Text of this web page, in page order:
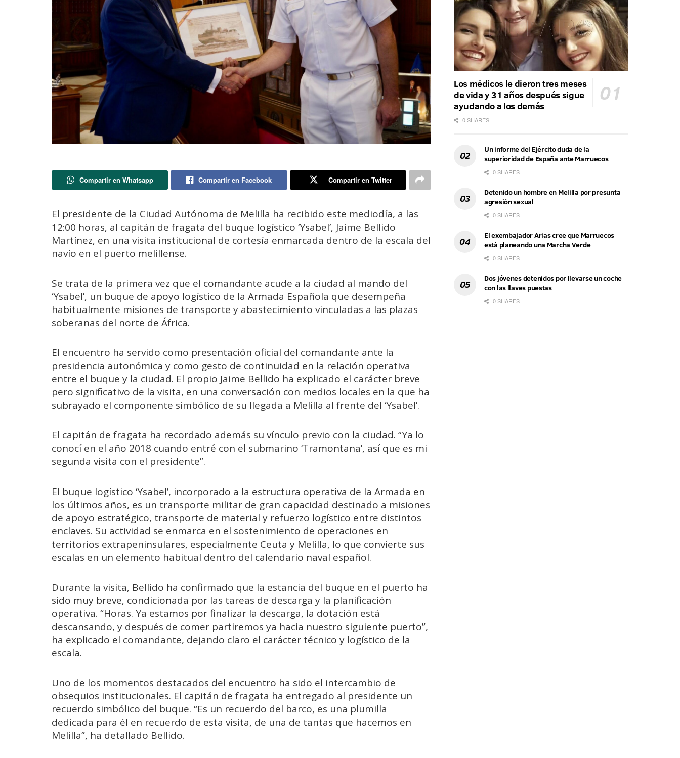
Compartir en Whatsapp Compartir en Facebook Compartir en Twitter
El presidente de la Ciudad Autónoma de Melilla ha recibido este mediodía, a las
12:00 horas, al capitán de fragata del buque logístico ‘Ysabel’, Jaime Bellido
Martínez, en una visita institucional de cortesía enmarcada dentro de la escala del
navío en el puerto melillense.
Se trata de la primera vez que el comandante acude a la ciudad al mando del
‘Ysabel’, un buque de apoyo logístico de la Armada Española que desempeña
habitualmente misiones de transporte y abastecimiento vinculadas a las plazas
soberanas del norte de África.
El encuentro ha servido como presentación oficial del comandante ante la
presidencia autonómica y como gesto de continuidad en la relación operativa
entre el buque y la ciudad. El propio Jaime Bellido ha explicado el carácter breve
pero significativo de la visita, en una conversación con medios locales en la que ha
subrayado el componente simbólico de su llegada a Melilla al frente del ‘Ysabel’.
El capitán de fragata ha recordado además su vínculo previo con la ciudad. “Ya lo
conocí en el año 2018 cuando entré con el submarino ‘Tramontana’, así que es mi
segunda visita con el presidente”.
El buque logístico ‘Ysabel’, incorporado a la estructura operativa de la Armada en
los últimos años, es un transporte militar de gran capacidad destinado a misiones
de apoyo estratégico, transporte de material y refuerzo logístico entre distintos
enclaves. Su actividad se enmarca en el sostenimiento de operaciones en
territorios extrapeninsulares, especialmente Ceuta y Melilla, lo que convierte sus
escalas en un elemento habitual dentro del calendario naval español.
Durante la visita, Bellido ha confirmado que la estancia del buque en el puerto ha
sido muy breve, condicionada por las tareas de descarga y la planificación
operativa. “Horas. Ya estamos por finalizar la descarga, la dotación está
descansando, y después de comer partiremos ya hacia nuestro siguiente puerto”,
ha explicado el comandante, dejando claro el carácter técnico y logístico de la
escala.
Uno de los momentos destacados del encuentro ha sido el intercambio de
obsequios institucionales. El capitán de fragata ha entregado al presidente un
recuerdo simbólico del buque. “Es un recuerdo del barco, es una plumilla
dedicada para él en recuerdo de esta visita, de una de tantas que hacemos en
Melilla”, ha detallado Bellido.
Los médicos le dieron tres meses
de vida y 31 años después sigue
ayudando a los demás
0 SHARES
Un informe del Ejército duda de la
superioridad de España ante Marruecos
0 SHARES
Detenido un hombre en Melilla por presunta
agresión sexual
0 SHARES
El exembajador Arias cree que Marruecos
está planeando una Marcha Verde
0 SHARES
Dos jóvenes detenidos por llevarse un coche
con las llaves puestas
0 SHARES